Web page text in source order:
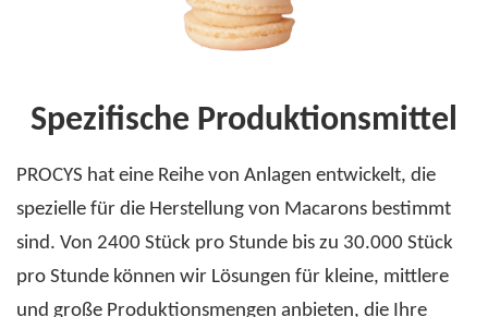
Spezifische Produktionsmittel
PROCYS hat eine Reihe von Anlagen entwickelt, die
spezielle für die Herstellung von Macarons bestimmt
sind. Von 2400 Stück pro Stunde bis zu 30.000 Stück
pro Stunde können wir Lösungen für kleine, mittlere
und große Produktionsmengen anbieten, die Ihre